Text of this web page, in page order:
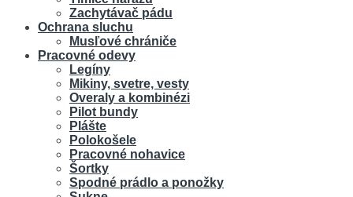
Zachytávač pádu
Ochrana sluchu
Musľové chrániče
Pracovné odevy
Legíny
Mikiny, svetre, vesty
Overaly a kombinézi
Pilot bundy
Plášte
Polokošele
Pracovné nohavice
Šortky
Spodné prádlo a ponožky